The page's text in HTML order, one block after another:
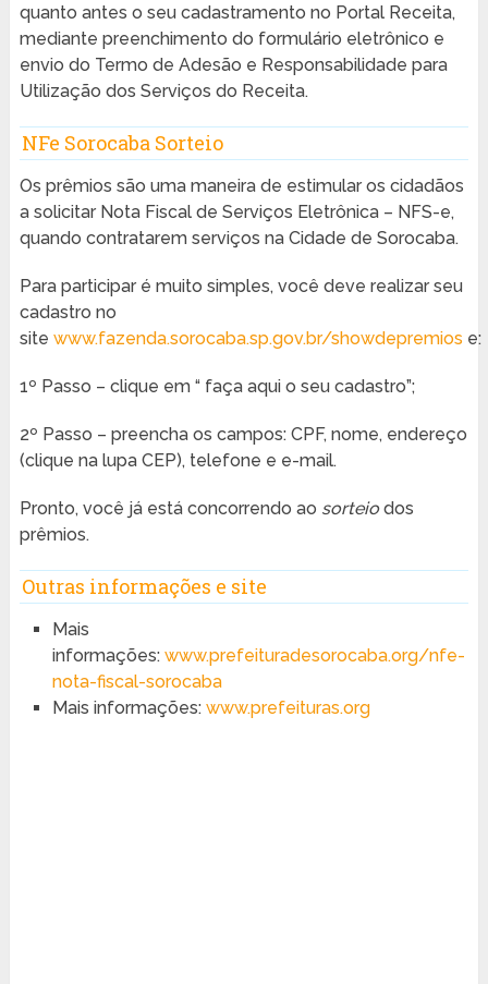
quanto antes o seu cadastramento no Portal Receita,
mediante preenchimento do formulário eletrônico e
envio do Termo de Adesão e Responsabilidade para
Utilização dos Serviços do Receita.
NFe Sorocaba Sorteio
Os prêmios são uma maneira de estimular os cidadãos
a solicitar Nota Fiscal de Serviços Eletrônica – NFS-e,
quando contratarem serviços na Cidade de Sorocaba.
Para participar é muito simples, você deve realizar seu
cadastro no
site www.fazenda.sorocaba.sp.gov.br/showdepremios e:
1º Passo – clique em “ faça aqui o seu cadastro”;
2º Passo – preencha os campos: CPF, nome, endereço
(clique na lupa CEP), telefone e e-mail.
Pronto, você já está concorrendo ao sorteiodos
prêmios.
Outras informações e site
Mais
informações: www.prefeituradesorocaba.org/nfe-
nota-fiscal-sorocaba
Mais informações: www.prefeituras.org